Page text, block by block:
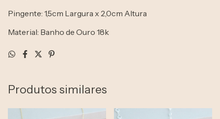
Pingente: 1,5cm Largura x 2,0cm Altura
Material: Banho de Ouro 18k
Produtos similares